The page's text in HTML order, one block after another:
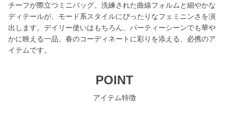
チーフが際立つミニバッグ。洗練された曲線フォルムと細やかな
ディテールが、モード系スタイルにぴったりなフェミニンさを演
出します。デイリー使いはもちろん、パーティーシーンでも華や
かに映える一品。春のコーディネートに彩りを添える、必携のア
イテムです。
POINT
アイテム特徴